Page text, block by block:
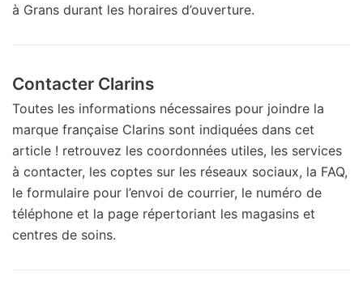
à Grans durant les horaires d’ouverture.
Contacter Clarins
Toutes les informations nécessaires pour joindre la
marque française Clarins sont indiquées dans cet
article ! retrouvez les coordonnées utiles, les services
à contacter, les coptes sur les réseaux sociaux, la FAQ,
le formulaire pour l’envoi de courrier, le numéro de
téléphone et la page répertoriant les magasins et
centres de soins.